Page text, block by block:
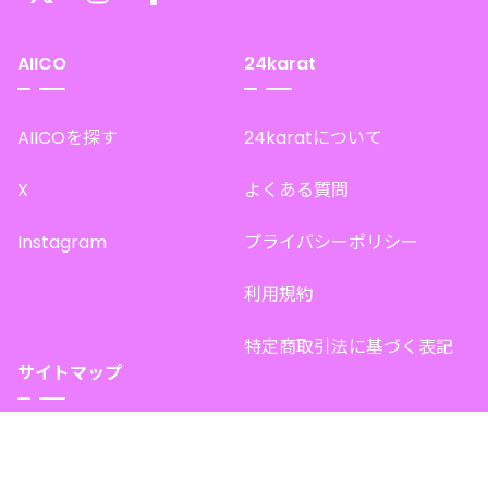
AIICO
AIICOを探す
X
Instagram
24karat
24karatについて
よくある質問
プライバシーポリシー
利用規約
特定商取引法に基づく表記
サイトマップ